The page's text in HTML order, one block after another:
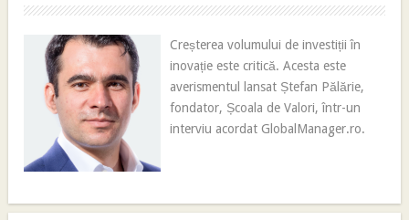
Creșterea volumului de investiții în
inovație este critică. Acesta este
averismentul lansat Ștefan Pălărie,
fondator, Școala de Valori, într-un
interviu acordat GlobalManager.ro.